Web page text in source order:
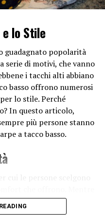
della Moda di
presentano le loro
tendenze,
dei
Le creazioni innovative e
ispirano altri
di strada, la produzione
in generale.
della moda dato che è
la diversità e
verso la
e
e della moda.
lo Stile
guadagnato popolarità
serie di motivi, che vanno
i tacchi alti abbiano
basso offrono numerosi
lo stile. Perché
In questo articolo,
più persone stanno
a tacco basso.
camminarci per
e scomodo. I tacchi